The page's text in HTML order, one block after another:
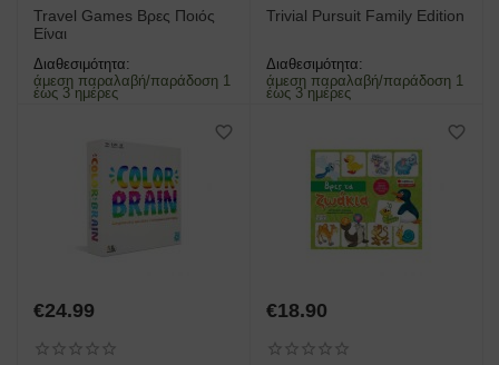
Travel Games Βρες Ποιός
Είναι
Διαθεσιμότητα:
άμεση παραλαβή/παράδοση 1
έως 3 ημέρες
Trivial Pursuit Family Edition
Διαθεσιμότητα:
άμεση παραλαβή/παράδοση 1
έως 3 ημέρες
€24.99 €18.90